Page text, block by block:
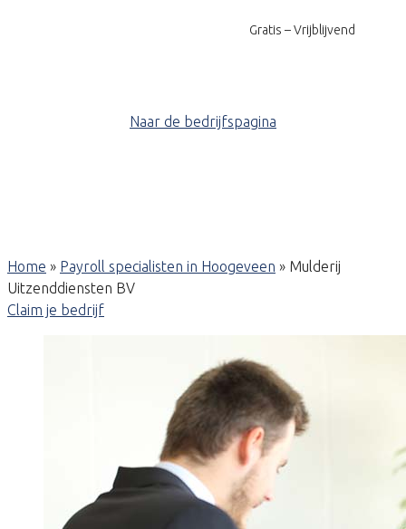
Gratis – Vrijblijvend
Naar de bedrijfspagina
Home » Payroll specialisten in Hoogeveen » Mulderij
Uitzenddiensten BV
Claim je bedrijf